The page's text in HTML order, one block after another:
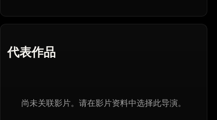
代表作品
尚未关联影片。请在影片资料中选择此导演。